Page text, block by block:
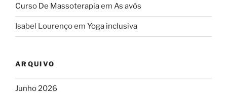
Curso De Massoterapiaem As avós
Isabel Lourençoem Yoga inclusiva
ARQUIVO
Junho 2026